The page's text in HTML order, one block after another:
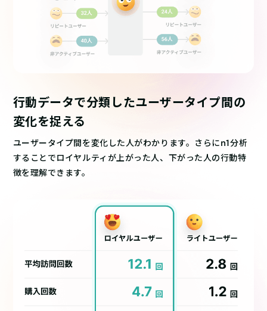
行動データで分類したユーザータイプ間の
変化を捉える
ユーザータイプ間を変化した人がわかります。さらにn1分析
することでロイヤルティが上がった人、下がった人の行動特
徴を理解できます。